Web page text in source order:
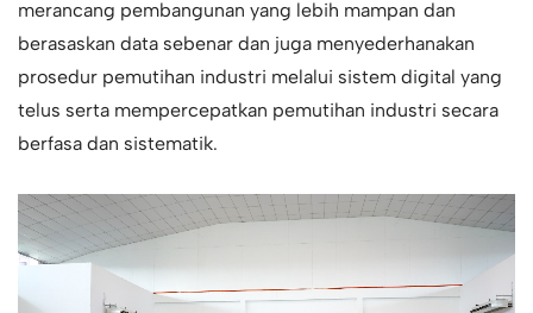
merancang pembangunan yang lebih mampan dan
berasaskan data sebenar dan juga menyederhanakan
prosedur pemutihan industri melalui sistem digital yang
telus serta mempercepatkan pemutihan industri secara
berfasa dan sistematik.